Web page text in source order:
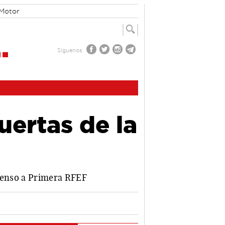
Síguenos
de la
a Primera RFEF